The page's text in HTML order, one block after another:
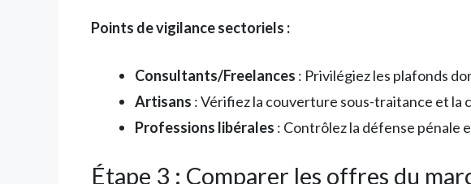
Points de vigilance sectoriels :
Consultants/Freelances : Privilégiez les plafonds
Artisans : Vérifiez la couverture sous-traitance et la
Professions libérales : Contrôlez la défense pénale
Étape 3 : Comparer les offres du